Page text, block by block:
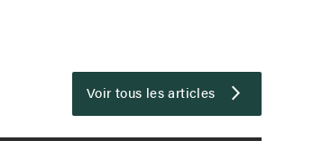
Voir tous les articles